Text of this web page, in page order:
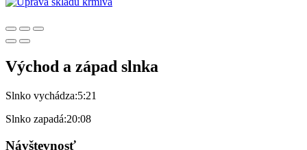
Východ a západ slnka
Slnko vychádza:5:21
Slnko zapadá:20:08
Návštevnosť